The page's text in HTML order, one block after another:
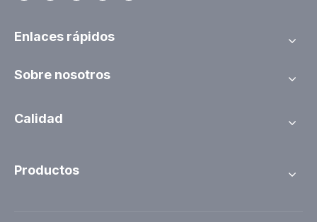
Enlaces rápidos
Sobre nosotros
Calidad
Productos